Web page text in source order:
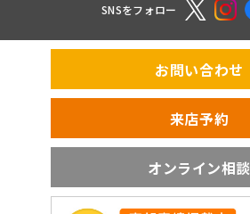
SNSをフォロー
お問い合わせ
来店予約
オンライン相談